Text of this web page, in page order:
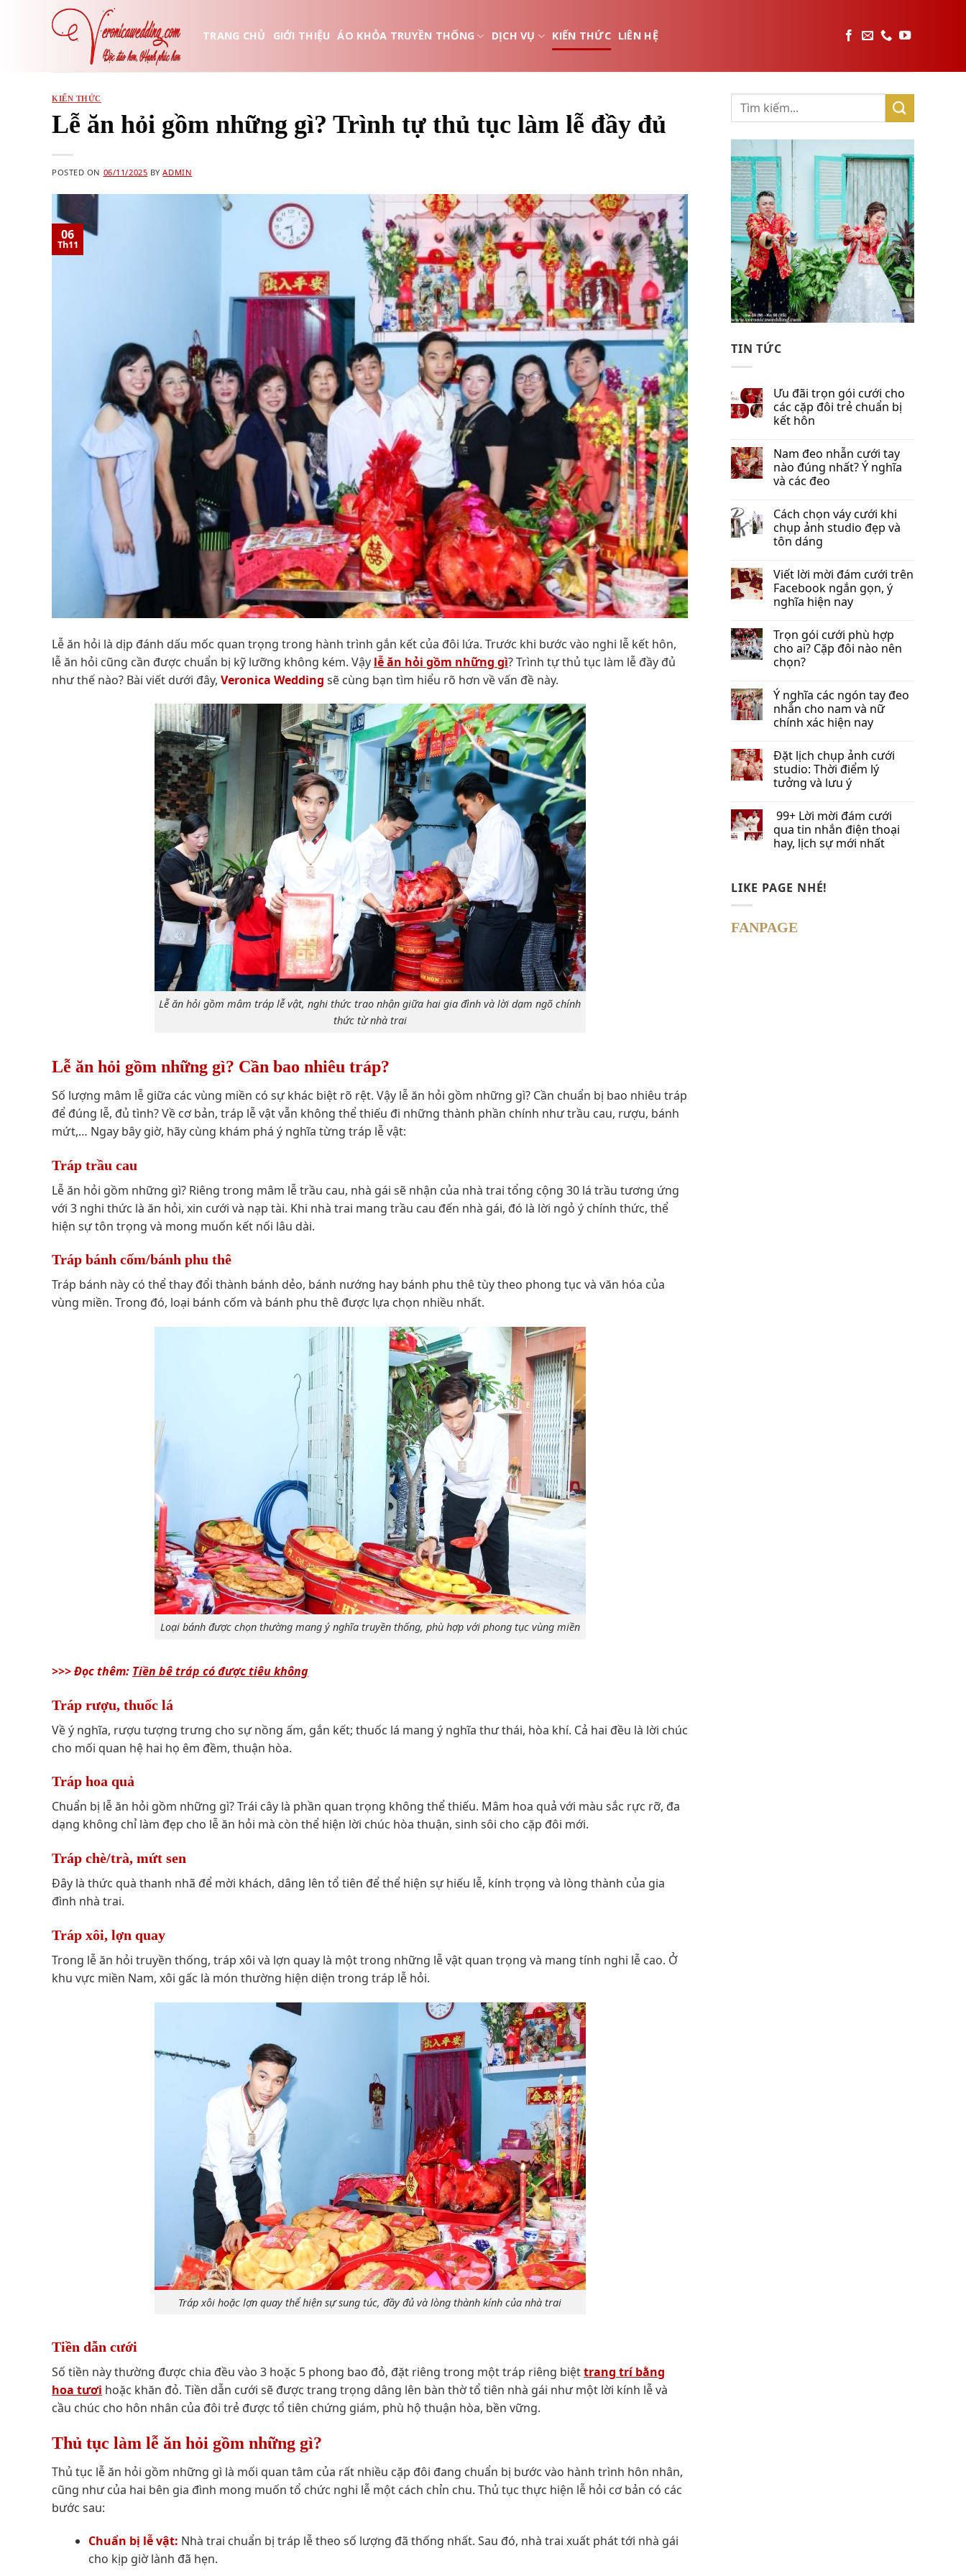
TRANG CHỦ GIỚI THIỆU ÁO KHỎA TRUYỀN THỐNG DỊCH VỤ KIẾN THỨC LIÊN HỆ
KIẾN THỨC
Lễ ăn hỏi gồm những gì? Trình tự thủ tục làm lễ đầy đủ
POSTED ON 06/11/2025 BYADMIN
06
Th11
Lễ ăn hỏi là dịp đánh dấu mốc quan trọng trong hành trình gắn kết của đôi lứa. Trước khi bước vào nghi lễ kết hôn,
lễ ăn hỏi cũng cần được chuẩn bị kỹ lưỡng không kém. Vậy lễ ăn hỏi gồm những gì? Trình tự thủ tục làm lễ đầy đủ
như thế nào? Bài viết dưới đây, Veronica Wedding sẽ cùng bạn tìm hiểu rõ hơn về vấn đề này.
Lễ ăn hỏi gồm mâm tráp lễ vật, nghi thức trao nhận giữa hai gia đình và lời dạm ngõ chính
thức từ nhà trai
Lễ ăn hỏi gồm những gì​? Cần bao nhiêu tráp?
Số lượng mâm lễ giữa các vùng miền có sự khác biệt rõ rệt. Vậy lễ ăn hỏi gồm những gì? Cần chuẩn bị bao nhiêu tráp
để đúng lễ, đủ tình? Về cơ bản, tráp lễ vật vẫn không thể thiếu đi những thành phần chính như trầu cau, rượu, bánh
mứt,… Ngay bây giờ, hãy cùng khám phá ý nghĩa từng tráp lễ vật:
Tráp trầu cau
Lễ ăn hỏi gồm những gì? Riêng trong mâm lễ trầu cau, nhà gái sẽ nhận của nhà trai tổng cộng 30 lá trầu tương ứng
với 3 nghi thức là ăn hỏi, xin cưới và nạp tài. Khi nhà trai mang trầu cau đến nhà gái, đó là lời ngỏ ý chính thức, thể
hiện sự tôn trọng và mong muốn kết nối lâu dài.
Tráp bánh cốm/bánh phu thê
Tráp bánh này có thể thay đổi thành bánh dẻo, bánh nướng hay bánh phu thê tùy theo phong tục và văn hóa của
vùng miền. Trong đó, loại bánh cốm và bánh phu thê được lựa chọn nhiều nhất.
Loại bánh được chọn thường mang ý nghĩa truyền thống, phù hợp với phong tục vùng miền
>>> Đọc thêm: Tiền bê tráp có được tiêu không
Tráp rượu, thuốc lá
Về ý nghĩa, rượu tượng trưng cho sự nồng ấm, gắn kết; thuốc lá mang ý nghĩa thư thái, hòa khí. Cả hai đều là lời chúc
cho mối quan hệ hai họ êm đềm, thuận hòa.
Tráp hoa quả
Chuẩn bị lễ ăn hỏi gồm những gì? Trái cây là phần quan trọng không thể thiếu. ​Mâm hoa quả với màu sắc rực rỡ, đa
dạng không chỉ làm đẹp cho lễ ăn hỏi mà còn thể hiện lời chúc hòa thuận, sinh sôi cho cặp đôi mới.
Tráp chè/trà, mứt sen
Đây là thức quà thanh nhã để mời khách, dâng lên tổ tiên để thể hiện sự hiếu lễ, kính trọng và lòng thành của gia
đình nhà trai.
Tráp xôi, lợn quay
Trong lễ ăn hỏi truyền thống, tráp xôi và lợn quay là một trong những lễ vật quan trọng và mang tính nghi lễ cao. Ở
khu vực miền Nam, xôi gấc là món thường hiện diện trong tráp lễ hỏi.
Tráp xôi hoặc lợn quay thể hiện sự sung túc, đầy đủ và lòng thành kính của nhà trai
Tiền dẫn cưới
Số tiền này thường được chia đều vào 3 hoặc 5 phong bao đỏ, đặt riêng trong một tráp riêng biệttrang trí bằng
hoa tươi hoặc khăn đỏ. Tiền dẫn cưới sẽ được trang trọng dâng lên bàn thờ tổ tiên nhà gái như một lời kính lễ và
cầu chúc cho hôn nhân của đôi trẻ được tổ tiên chứng giám, phù hộ thuận hòa, bền vững.
Thủ tục làm lễ ăn hỏi gồm những gì​?
Thủ tục lễ ăn hỏi gồm những gì là mối quan tâm của rất nhiều cặp đôi đang chuẩn bị bước vào hành trình hôn nhân,
cũng như của hai bên gia đình mong muốn tổ chức nghi lễ một cách chỉn chu. Thủ tục thực hiện lễ hỏi cơ bản có các
bước sau:
Chuẩn bị lễ vật: Nhà trai chuẩn bị tráp lễ theo số lượng đã thống nhất. Sau đó, nhà trai xuất phát tới nhà gái
cho kịp giờ lành đã hẹn.
TIN TỨC
Ưu đãi trọn gói cưới cho
các cặp đôi trẻ chuẩn bị
kết hôn
Nam đeo nhẫn cưới tay
nào đúng nhất​? Ý nghĩa
và các đeo
Cách chọn váy cưới khi
chụp ảnh studio đẹp và
tôn dáng
Viết lời mời đám cưới trên
Facebook​ ngắn gọn, ý
nghĩa hiện nay
Trọn gói cưới phù hợp
cho ai? Cặp đôi nào nên
chọn?
Ý nghĩa các ngón tay đeo
nhẫn cho nam và nữ
chính xác hiện nay
Đặt lịch chụp ảnh cưới
studio: Thời điểm lý
tưởng và lưu ý
99+ Lời mời đám cưới
qua tin nhắn​ điện thoại
hay, lịch sự mới nhất
LIKE PAGE NHÉ!
FANPAGE